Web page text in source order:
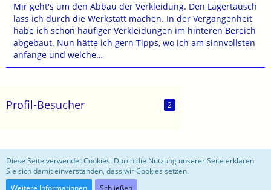
Mir geht's um den Abbau der Verkleidung. Den Lagertausch
lass ich durch die Werkstatt machen. In der Vergangenheit
habe ich schon häufiger Verkleidungen im hinteren Bereich
abgebaut. Nun hätte ich gern Tipps, wo ich am sinnvollsten
anfange und welche…
Profil-Besucher 2
motoblog
Community-Software:
Diese Seite verwendet Cookies. Durch die Nutzung unserer Seite erklären
Sie sich damit einverstanden, dass wir Cookies setzen.
Weitere Informationen
Schließen